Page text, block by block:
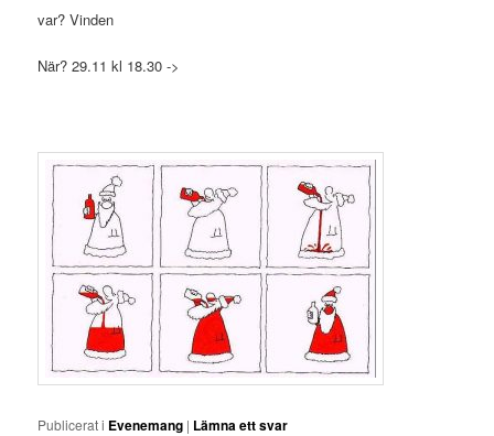
var? Vinden
När? 29.11 kl 18.30 ->
Publicerat i Evenemang | Lämna ett svar